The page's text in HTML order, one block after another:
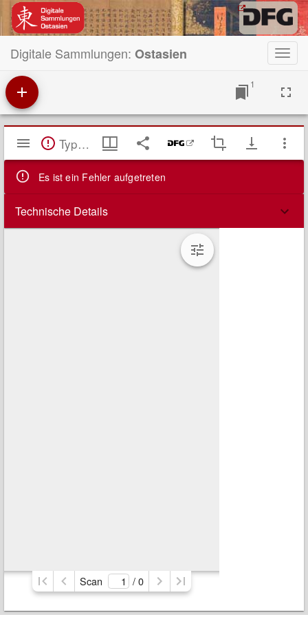
Digitale Sammlungen: Ostasien
1
Mirador
Viewer TypeError: Failed to fetch
Es ist ein Fehler aufgetreten
Technische Details
Scan / 0